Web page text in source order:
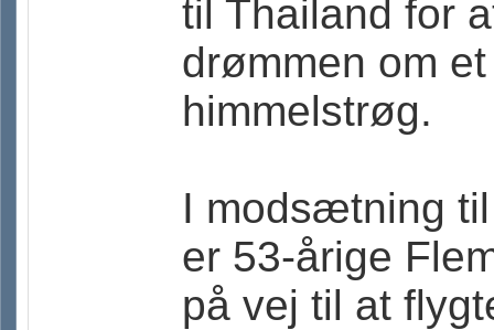
til Thailand for
drømmen om
himmelstrøg.
I modsætning
er 53-årige
på vej til at